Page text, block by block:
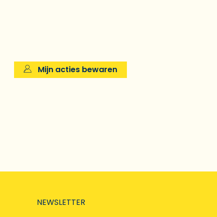
Mijn acties bewaren
NEWSLETTER